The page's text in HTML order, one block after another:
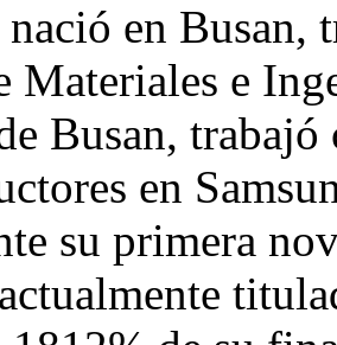
nació en Busan,
Materiales e
Busan, trabajó
en
su primera